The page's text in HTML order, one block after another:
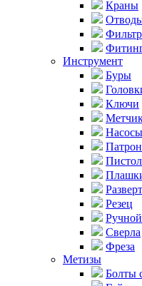
Краны
Инструмент
Буры
Ключи
Насосы
Резец
Сверла
Фреза
Метизы
Болты